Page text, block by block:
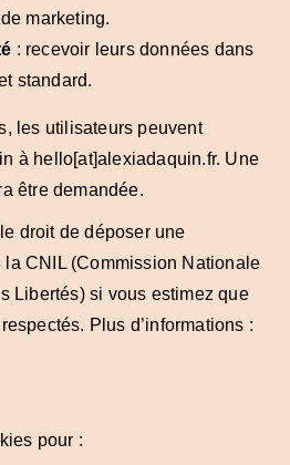
marketing.
: recevoir leurs données dans
standard.
les utilisateurs peuvent
à hello[at]alexiadaquin.fr. Une
être demandée.
droit de déposer une
la CNIL (Commission Nationale
Libertés) si vous estimez que
Plus d’informations :
pour :